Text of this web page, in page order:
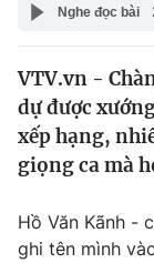
Y tế
Thế giới
Tin tức
Thế giới đó đây
Câu chuyện
Kinh tế
Thị trường
Dữ liệu và đời
Nghe đọc bài
VTV.vn -
dự được
xếp hạng,
giọng ca mà
Hồ Văn Kãnh -
ghi tên mình